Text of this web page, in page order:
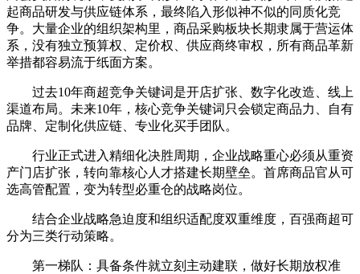
起商品研发与供应链体系，最终陷入形似神不似的同质化竞
争。大量企业的组织架构里，商品采购板块长期隶属于营运体
系，没有独立预算权、定价权、供应商终审权，所有商品革新
举措都容易流于纸面方案。
过去10年商超竞争关键词是开店扩张、数字化改造、线上
渠道布局。未来10年，核心竞争关键词只会锁定商品力、自有
品牌、定制化供应链、专业化买手团队。
行业正式进入精细化决胜周期，企业战略重心必须从重资
产门店扩张，转向靠核心人才搭建长期壁垒。首席商品官从可
选高管配置，变为转型必重仓的战略岗位。
结合企业战略急迫度和组织适配度双重维度，百强商超可
分为三类行动策略。
第一梯队：具备条件就立刻主动建联，做好长期放权准